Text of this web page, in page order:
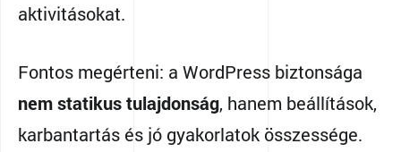
aktivitásokat.
Fontos megérteni: a WordPress biztonsága
nem statikus tulajdonság, hanem beállítások,
karbantartás és jó gyakorlatok összessége.